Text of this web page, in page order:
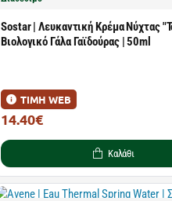
Sostar | Λευκαντική Κρέμα Νύχτας
Βιολογικό Γάλα Γαϊδούρας | 50ml
ΤΙΜΗ WEB
14.40€
Καλάθι